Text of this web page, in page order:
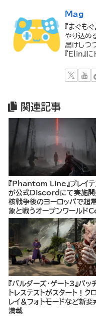
Mag
『まぐも
やり込め
届けしつ
『Elin』に
関連記事
『Phantom Line』プレイテ
が公式Discordにて実施開
核戦争後のヨーロッパで超
象と戦うオープンワールド
opシューター
『バルダーズ・ゲート3』パッ
トレステストがスタート！ク
レイ＆フォトモードなど新要
満載